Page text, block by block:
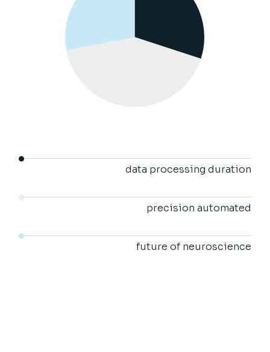
data processing duration
precision automated
future of neuroscience